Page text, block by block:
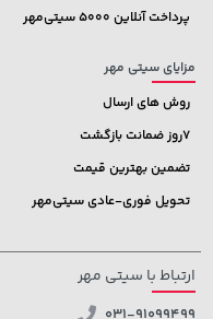
پرداخت آنلاین 5000 سیتی‌مهر
مزایای سیتی مهر
روش های ارسال
7روز ضمانت بازگشت
تضمین بهترین قیمت
تحویل فوری-عادی سیتی‌مهر
ارتباط با سیتی مهر
031-91099499